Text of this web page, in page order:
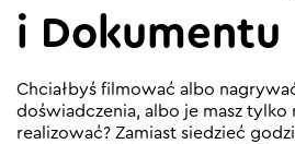
i Dokumentu
Chciałbyś filmować albo
doświadczenia, albo je masz tylko
realizować? Zamiast siedzieć